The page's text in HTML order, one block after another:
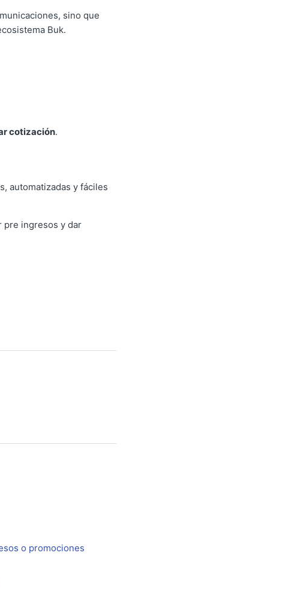
sino que
Buk.
cotización.
automatizadas y fáciles
pre ingresos y dar
o promociones